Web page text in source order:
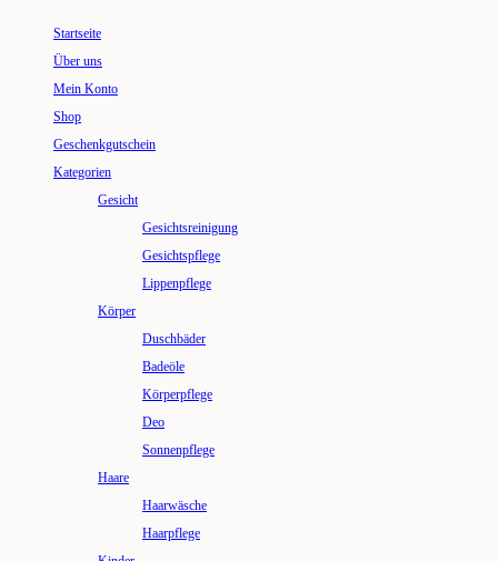
Startseite
Über uns
Mein Konto
Shop
Geschenkgutschein
Kategorien
Gesicht
Gesichtsreinigung
Gesichtspflege
Lippenpflege
Körper
Duschbäder
Badeöle
Körperpflege
Deo
Sonnenpflege
Haare
Haarwäsche
Haarpflege